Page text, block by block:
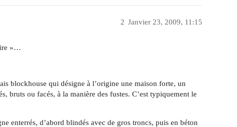
Janvier 23, 2009, 11:15
2
»…
blockhouse qui désigne à l’origine une maison forte, un
bruts ou facés, à la manière des fustes. C’est typiquement le
enterrés, d’abord blindés avec de gros troncs, puis en béton